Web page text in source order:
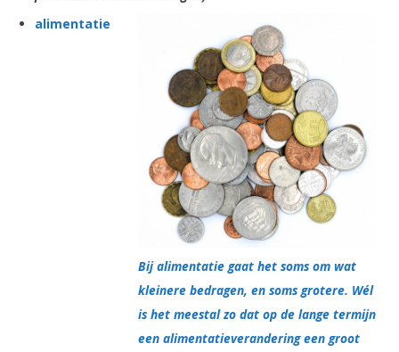
Bij alimentatie gaat het soms om wat
kleinere bedragen, en soms grotere. Wél
is het meestal zo dat op de lange termijn
een alimentatieverandering een groot
alimentatie